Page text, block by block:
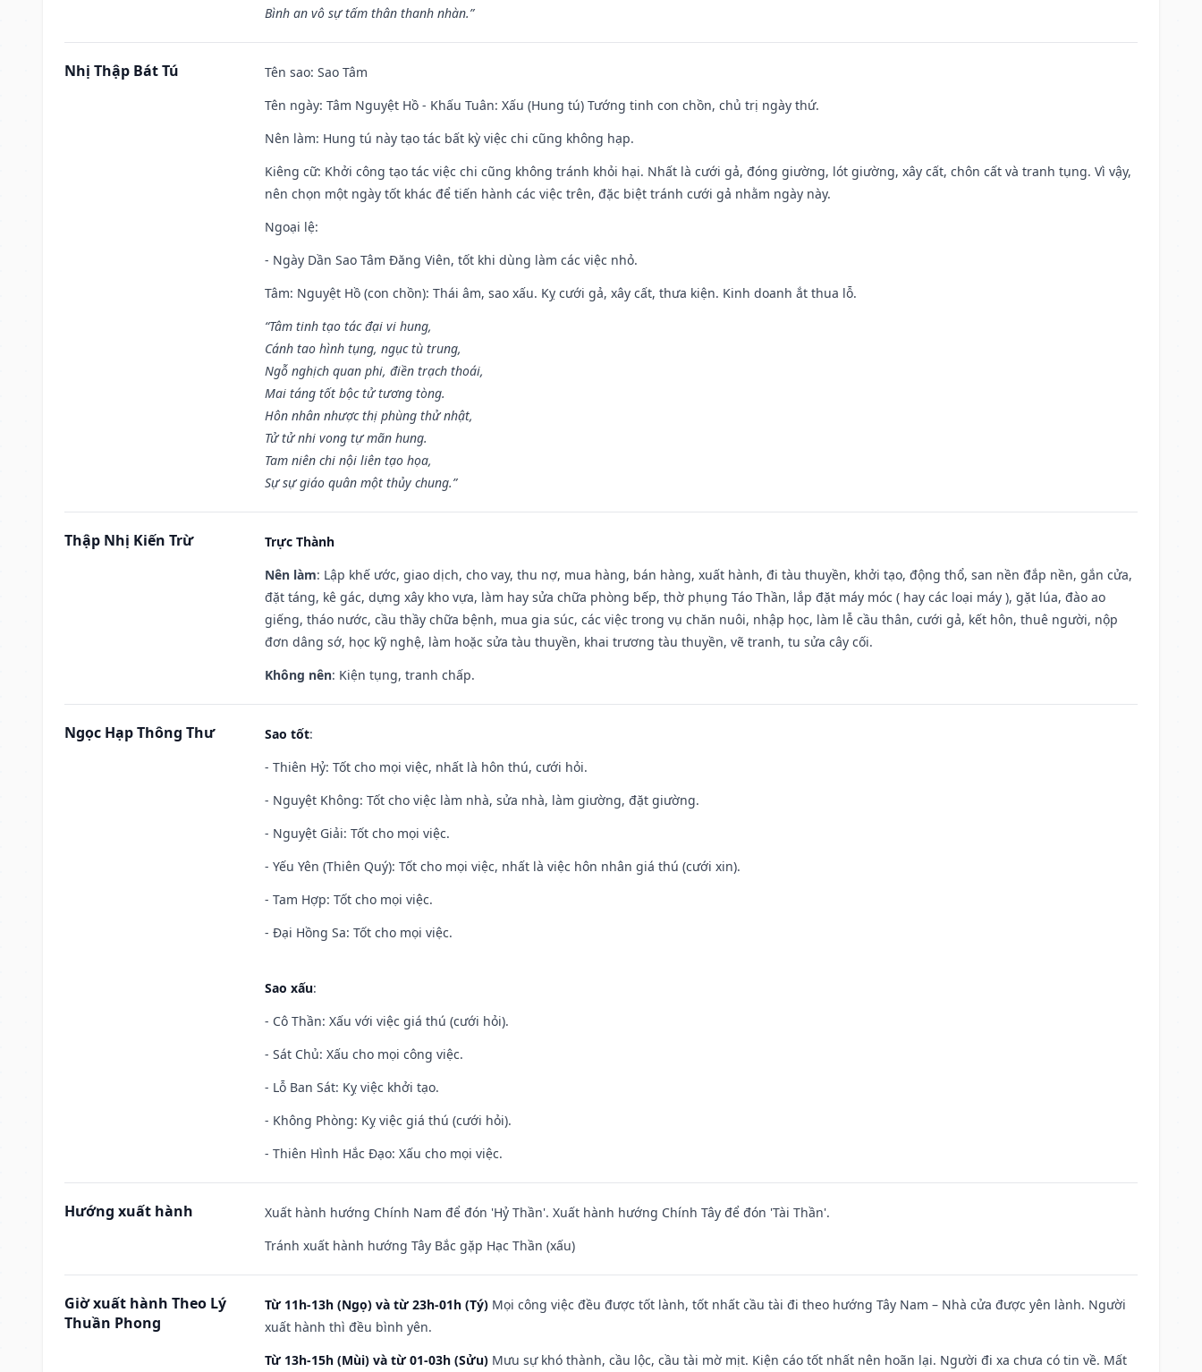
Bình an vô sự tấm thân thanh nhàn.”
Nhị Thập Bát Tú Tên sao: Sao Tâm
Tên ngày: Tâm Nguyệt Hồ - Khấu Tuân: Xấu (Hung tú) Tướng tinh con chồn, chủ trị ngày thứ.
Nên làm: Hung tú này tạo tác bất kỳ việc chi cũng không hạp.
Kiêng cữ: Khởi công tạo tác việc chi cũng không tránh khỏi hại. Nhất là cưới gả, đóng giường, lót giường, xây cất, chôn cất và tranh tụng. Vì vậy,
nên chọn một ngày tốt khác để tiến hành các việc trên, đặc biệt tránh cưới gả nhằm ngày này.
Ngoại lệ:
- Ngày Dần Sao Tâm Đăng Viên, tốt khi dùng làm các việc nhỏ.
Tâm: Nguyệt Hồ (con chồn): Thái âm, sao xấu. Kỵ cưới gả, xây cất, thưa kiện. Kinh doanh ắt thua lỗ.
“Tâm tinh tạo tác đại vi hung,
Cánh tao hình tụng, ngục tù trung,
Ngỗ nghịch quan phi, điền trạch thoái,
Mai táng tốt bộc tử tương tòng.
Hôn nhân nhược thị phùng thử nhật,
Tử tử nhi vong tự mãn hung.
Tam niên chi nội liên tạo họa,
Sự sự giáo quân một thủy chung.”
Thập Nhị Kiến Trừ
Trực Thành
Nên làm: Lập khế ước, giao dịch, cho vay, thu nợ, mua hàng, bán hàng, xuất hành, đi tàu thuyền, khởi tạo, động thổ, san nền đắp nền, gắn cửa,
đặt táng, kê gác, dựng xây kho vựa, làm hay sửa chữa phòng bếp, thờ phụng Táo Thần, lắp đặt máy móc ( hay các loại máy ), gặt lúa, đào ao
giếng, tháo nước, cầu thầy chữa bệnh, mua gia súc, các việc trong vụ chăn nuôi, nhập học, làm lễ cầu thân, cưới gả, kết hôn, thuê người, nộp
đơn dâng sớ, học kỹ nghệ, làm hoặc sửa tàu thuyền, khai trương tàu thuyền, vẽ tranh, tu sửa cây cối.
Không nên: Kiện tụng, tranh chấp.
Ngọc Hạp Thông Thư Sao tốt:
- Thiên Hỷ: Tốt cho mọi việc, nhất là hôn thú, cưới hỏi.
- Nguyệt Không: Tốt cho việc làm nhà, sửa nhà, làm giường, đặt giường.
- Nguyệt Giải: Tốt cho mọi việc.
- Yếu Yên (Thiên Quý): Tốt cho mọi việc, nhất là việc hôn nhân giá thú (cưới xin).
- Tam Hợp: Tốt cho mọi việc.
- Đại Hồng Sa: Tốt cho mọi việc.
Sao xấu:
- Cô Thần: Xấu với việc giá thú (cưới hỏi).
- Sát Chủ: Xấu cho mọi công việc.
- Lỗ Ban Sát: Kỵ việc khởi tạo.
- Không Phòng: Kỵ việc giá thú (cưới hỏi).
- Thiên Hình Hắc Đạo: Xấu cho mọi việc.
Hướng xuất hành
Xuất hành hướng Chính Nam để đón 'Hỷ Thần'. Xuất hành hướng Chính Tây để đón 'Tài Thần'.
Tránh xuất hành hướng Tây Bắc gặp Hạc Thần (xấu)
Giờ xuất hành Theo Lý
Thuần Phong
Từ 11h-13h (Ngọ) và từ 23h-01h (Tý) Mọi công việc đều được tốt lành, tốt nhất cầu tài đi theo hướng Tây Nam – Nhà cửa được yên lành. Người
xuất hành thì đều bình yên.
Từ 13h-15h (Mùi) và từ 01-03h (Sửu) Mưu sự khó thành, cầu lộc, cầu tài mờ mịt. Kiện cáo tốt nhất nên hoãn lại. Người đi xa chưa có tin về. Mất